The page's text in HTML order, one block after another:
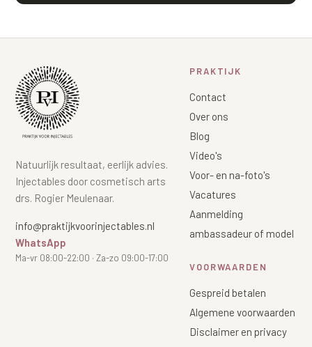
Natuurlijk resultaat, eerlijk advies.
Injectables door cosmetisch arts
drs. Rogier Meulenaar.
info@praktijkvoorinjectables.nl
WhatsApp
Ma-vr 08:00-22:00 · Za-zo 09:00-17:00
PRAKTIJK
Contact
Over ons
Blog
Video's
Voor- en na-foto's
Vacatures
Aanmelding
ambassadeur of model
VOORWAARDEN
Gespreid betalen
Algemene voorwaarden
Disclaimer en privacy